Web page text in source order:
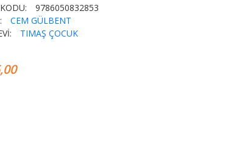
9786050832853
CEM GÜLBENT
TIMAŞ ÇOCUK